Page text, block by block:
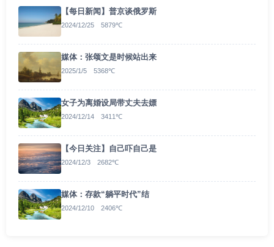
【每日新闻】普京谈俄罗斯
2024/12/25 5879℃
媒体：张颂文是时候站出来
2025/1/5 5368℃
女子为离婚设局带丈夫去嫖
2024/12/14 3411℃
【今日关注】自己吓自己是
2024/12/3 2682℃
媒体：存款“躺平时代”结
2024/12/10 2406℃